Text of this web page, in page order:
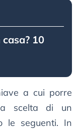
10
a cui porre
scelta di un
le seguenti. In